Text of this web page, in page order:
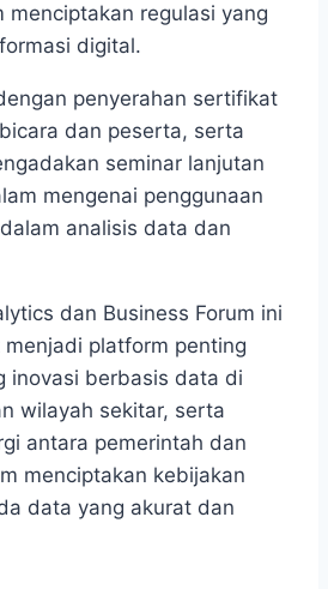
menciptakan regulasi yang
digital.
penyerahan sertifikat
dan peserta, serta
seminar lanjutan
mengenai penggunaan
analisis data dan
dan Business Forum ini
platform penting
inovasi berbasis data di
wilayah sekitar, serta
antara pemerintah dan
menciptakan kebijakan
data yang akurat dan